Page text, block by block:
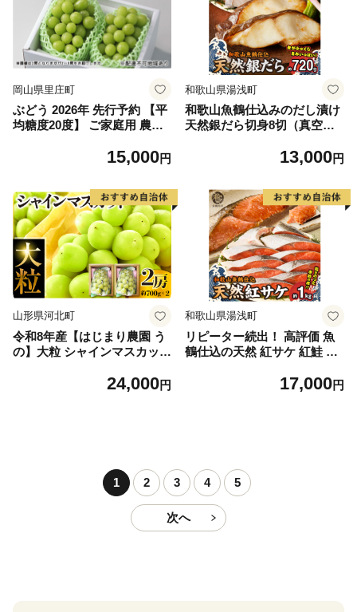
岡山県里庄町
ぶどう 2026年 先行予約 【平
均糖度20度】 ご家庭用 農家
ット 2～3房 合計約1.2kg ブ
直送 】
15,000円
和歌山県湯浅町
和歌山魚鶴仕込みのだし漬け
天然銀だら切身8切（真空パ
製法 良質な脂 ふっくら 柔ら
ぶ だし漬け 煮付け ムニエル
味噌漬け 鍋物 冷凍 湯浅町 送
料無料_G7334
13,000円
山形県河北町
令和8年産【はじまり農園 う
の】大粒 シャインマスカット
河北町産 【河北町観光物産協
24,000円
和歌山県湯浅町
リピーター続出！ 高評価 魚
鶴仕込の天然 紅サケ 紅鮭 鮭
レビュー高評価 小分け 真空
町 送料無料_G7317
17,000円
1 2 3 4 5
次へ